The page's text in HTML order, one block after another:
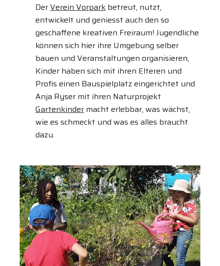
DerVerein Vorpark betreut, nutzt,
entwickelt und geniesst auch den so
geschaffene kreativen Freiraum! Jugendliche
können sich hier ihre Umgebung selber
bauen und Veranstaltungen organisieren,
Kinder haben sich mit ihren Elteren und
Profis einen Bauspielplatz eingerichtet und
Anja Ryser mit ihren Naturprojekt
Gartenkinder macht erlebbar, was wächst,
wie es schmeckt und was es alles braucht
dazu.